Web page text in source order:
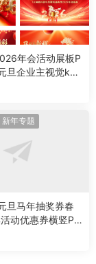
年会活动展板P
旦企业主视觉kv
新年专题
旦马年抽奖券春
动优惠券横竖PS